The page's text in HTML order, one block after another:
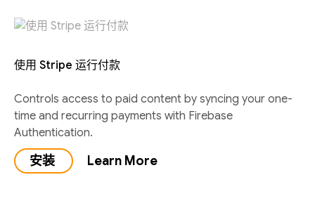
使用 Stripe 运行付款
Controls access to paid content by syncing your one-
time and recurring payments with Firebase
Authentication.
安装 Learn More